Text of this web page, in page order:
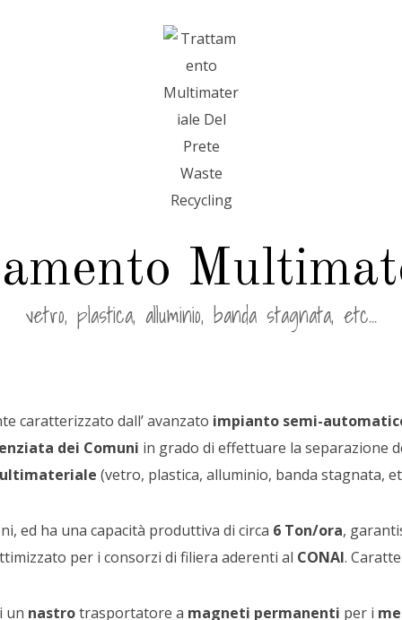
vetro, plastica, alluminio, banda stagnata, etc...
caratterizzato dall’ avanzato impianto semi-
dei Comuni in grado di effettuare la separazione
(vetro, plastica, alluminio, banda stagnata,
ed ha una capacità produttiva di circa 6 Ton/ora,
per i consorzi di filiera aderenti al CONAI.
un nastrotrasportatore a magneti permanenti per i